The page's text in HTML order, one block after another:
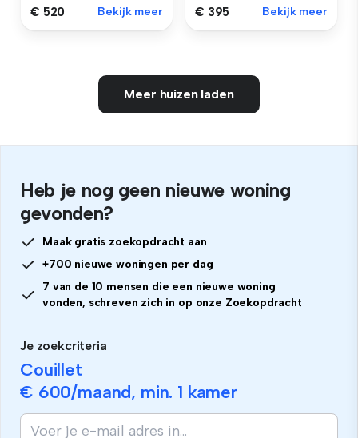
€ 520 Bekijk meer € 395 Bekijk meer
Meer huizen laden
Heb je nog geen nieuwe woning
gevonden?
Maak gratis zoekopdracht aan
+700 nieuwe woningen per dag
7 van de 10 mensen die een nieuwe woning
vonden, schreven zich in op onze Zoekopdracht
Je zoekcriteria
Couillet
€ 600/maand, min. 1 kamer